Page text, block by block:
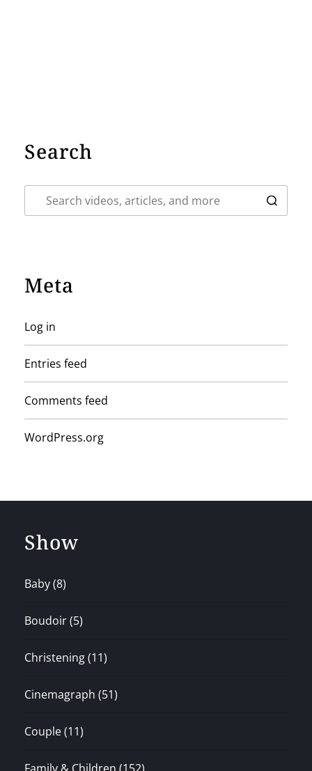
Search
Meta
Log in
Entries feed
Comments feed
WordPress.org
Show
Baby(8)
Boudoir(5)
Christening(11)
Cinemagraph (51)
Couple(11)